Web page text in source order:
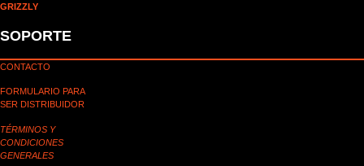
GRIZZLY
SOPORTE
CONTACTO
FORMULARIO PARA
SER DISTRIBUIDOR
TÉRMINOS Y
CONDICIONES
GENERALES